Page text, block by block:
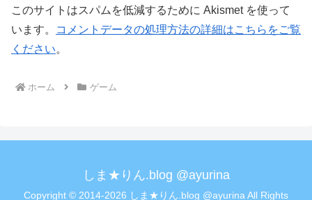
このサイトはスパムを低減するために Akismet を使って
います。
コメントデータの処理方法の詳細はこちらをご覧
ください。
ホーム ゲーム
しま★りん.blog @ayurina
Copyright © 2014-2026 しま★りん.blog @ayurina All Rights